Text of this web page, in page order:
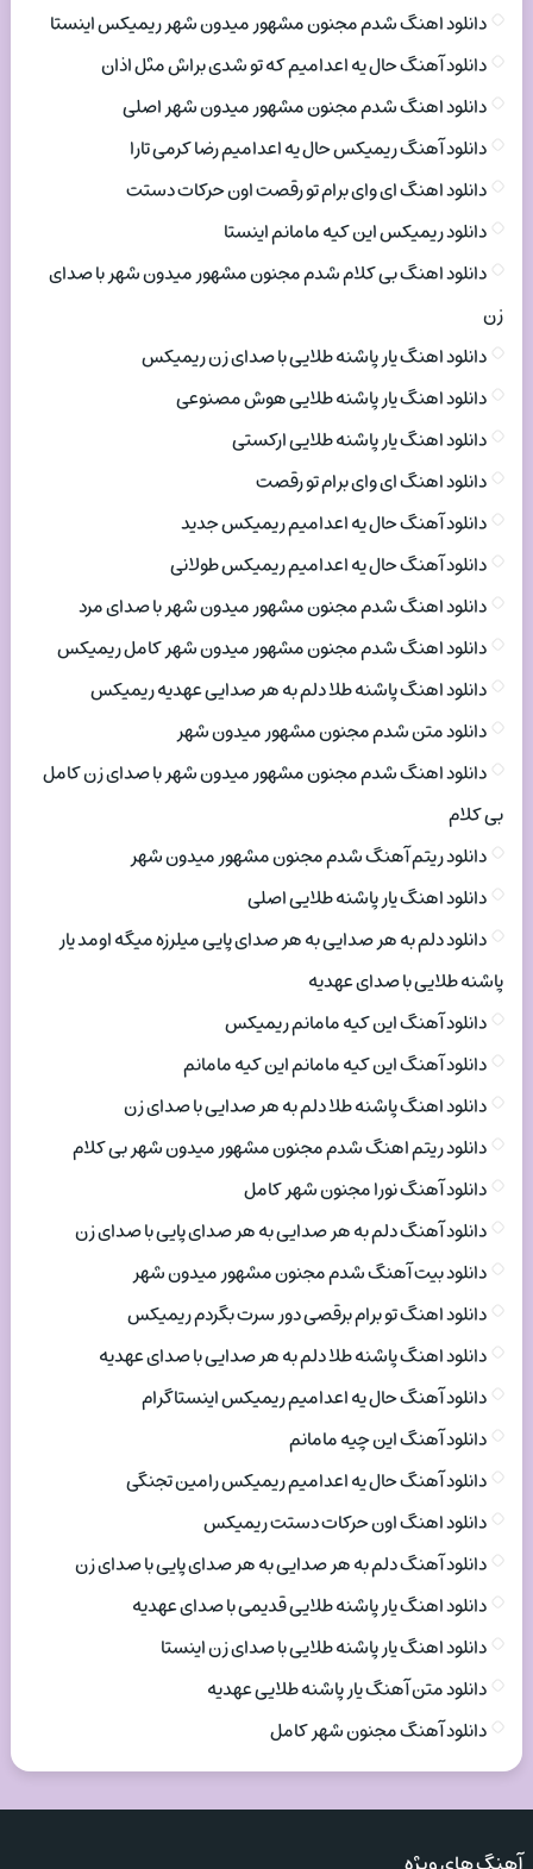
دانلود اهنگ شدم مجنون مشهور میدون شهر ریمیکس اینستا
دانلود آهنگ حال یه اعدامیم که تو شدی براش مثل اذان
دانلود اهنگ شدم مجنون مشهور میدون شهر اصلی
دانلود آهنگ ریمیکس حال یه اعدامیم رضا کرمی تارا
دانلود اهنگ ای وای برام تو رقصت اون حرکات دستت
دانلود ریمیکس این کیه مامانم اینستا
دانلود اهنگ بی کلام شدم مجنون مشهور میدون شهر با صدای
زن
دانلود اهنگ یار پاشنه طلایی با صدای زن ریمیکس
دانلود اهنگ یار پاشنه طلایی هوش مصنوعی
دانلود اهنگ یار پاشنه طلایی ارکستی
دانلود اهنگ ای وای برام تو رقصت
دانلود آهنگ حال یه اعدامیم ریمیکس جدید
دانلود آهنگ حال یه اعدامیم ریمیکس طولانی
دانلود اهنگ شدم مجنون مشهور میدون شهر با صدای مرد
دانلود اهنگ شدم مجنون مشهور میدون شهر کامل ریمیکس
دانلود اهنگ پاشنه طلا دلم به هر صدایی عهدیه ریمیکس
دانلود متن شدم مجنون مشهور میدون شهر
دانلود اهنگ شدم مجنون مشهور میدون شهر با صدای زن کامل
بی کلام
دانلود ریتم آهنگ شدم مجنون مشهور میدون شهر
دانلود اهنگ یار پاشنه طلایی اصلی
دانلود دلم به هر صدایی به هر صدای پایی میلرزه میگه اومد یار
پاشنه طلایی با صدای عهدیه
دانلود آهنگ این کیه مامانم ریمیکس
دانلود آهنگ این کیه مامانم این کیه مامانم
دانلود اهنگ پاشنه طلا دلم به هر صدایی با صدای زن
دانلود ریتم اهنگ شدم مجنون مشهور میدون شهر بی کلام
دانلود آهنگ نورا مجنون شهر کامل
دانلود آهنگ دلم به هر صدایی به هر صدای پایی با صدای زن
دانلود بیت آهنگ شدم مجنون مشهور میدون شهر
دانلود اهنگ تو برام برقصی دور سرت بگردم ریمیکس
دانلود اهنگ پاشنه طلا دلم به هر صدایی با صدای عهدیه
دانلود آهنگ حال یه اعدامیم ریمیکس اینستاگرام
دانلود آهنگ این چیه مامانم
دانلود آهنگ حال یه اعدامیم ریمیکس رامین تجنگی
دانلود اهنگ اون حرکات دستت ریمیکس
دانلود آهنگ دلم به هر صدایی به هر صدای پایی با صدای زن
دانلود اهنگ یار پاشنه طلایی قدیمی با صدای عهدیه
دانلود اهنگ یار پاشنه طلایی با صدای زن اینستا
دانلود متن آهنگ یار پاشنه طلایی عهدیه
دانلود آهنگ مجنون شهر کامل